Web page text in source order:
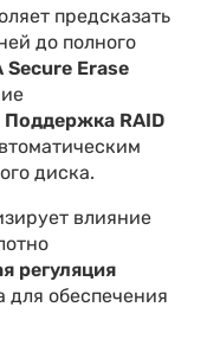
предсказать
до полного
Secure Erase
Поддержка RAID
диска.
влияние
регуляция
для обеспечения